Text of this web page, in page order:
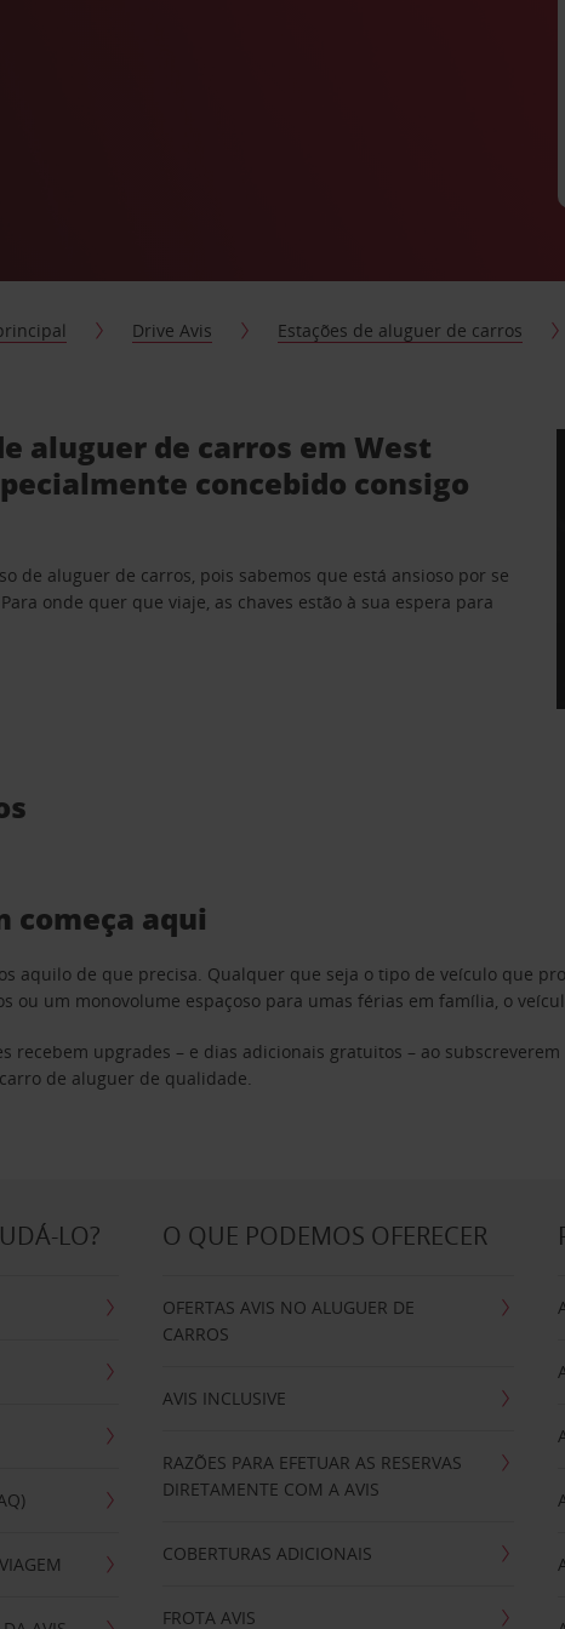
Drive Avis Estações de aluguer de carros
aluguer de carros em West
concebido consigo
de aluguer de carros, pois sabemos que está ansioso por se
onde quer que viaje, as chaves estão à sua espera para
começa aqui
aquilo de que precisa. Qualquer que seja o tipo de veículo que
ou um monovolume espaçoso para umas férias em família, o
recebem upgrades – e dias adicionais gratuitos – ao
de aluguer de qualidade.
LO? O QUE PODEMOS OFERECER
OFERTAS AVIS NO ALUGUER DE
CARROS
AVIS INCLUSIVE
RAZÕES PARA EFETUAR AS RESERVAS
DIRETAMENTE COM A AVIS
COBERTURAS ADICIONAIS
FROTA AVIS